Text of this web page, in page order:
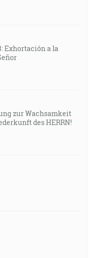
Exhortación a la
zur Wachsamkeit
des HERRN!